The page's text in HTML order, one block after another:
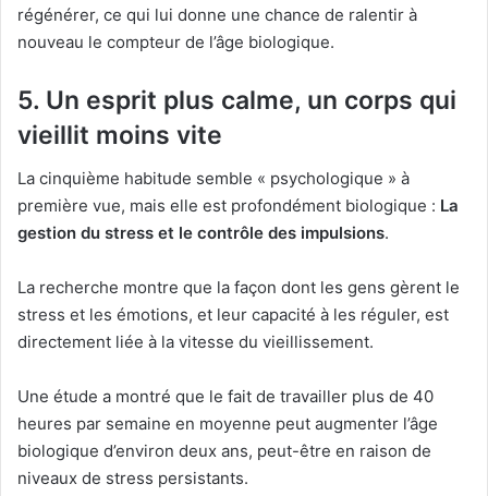
régénérer, ce qui lui donne une chance de ralentir à
nouveau le compteur de l’âge biologique.
5. Un esprit plus calme, un corps qui
vieillit moins vite
La cinquième habitude semble « psychologique » à
première vue, mais elle est profondément biologique : La
gestion du stress et le contrôle des impulsions.
La recherche montre que la façon dont les gens gèrent le
stress et les émotions, et leur capacité à les réguler, est
directement liée à la vitesse du vieillissement.
Une étude a montré que le fait de travailler plus de 40
heures par semaine en moyenne peut augmenter l’âge
biologique d’environ deux ans, peut-être en raison de
niveaux de stress persistants.